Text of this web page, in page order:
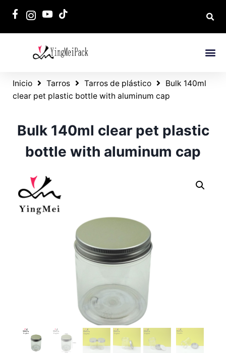
Inicio Tarros Tarros de plástico
Bulk 140ml
clear pet plastic bottle with aluminum cap
Bulk 140ml clear pet plastic
bottle with aluminum cap